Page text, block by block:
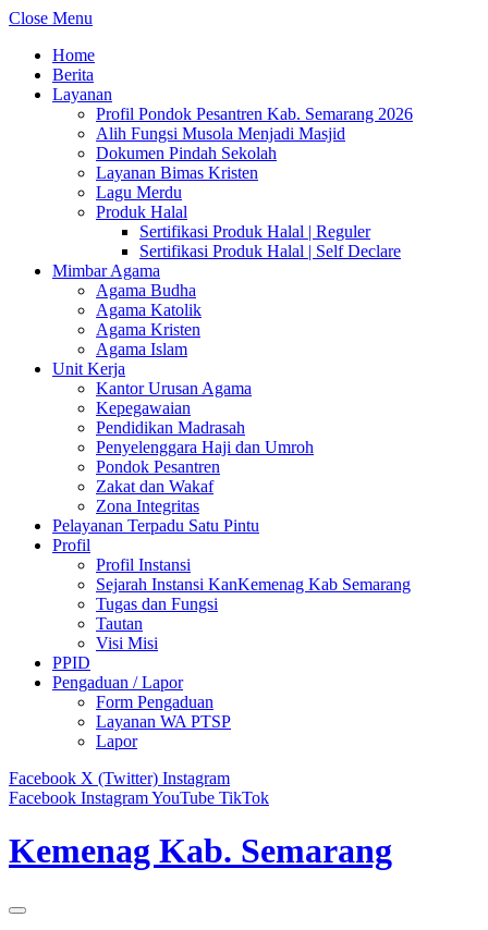
Close Menu
Home
Berita
Layanan
Profil Pondok Pesantren Kab. Semarang 2026
Alih Fungsi Musola Menjadi Masjid
Dokumen Pindah Sekolah
Layanan Bimas Kristen
Lagu Merdu
Produk Halal
Sertifikasi Produk Halal | Reguler
Sertifikasi Produk Halal | Self Declare
Mimbar Agama
Agama Budha
Agama Katolik
Agama Kristen
Agama Islam
Unit Kerja
Kantor Urusan Agama
Kepegawaian
Pendidikan Madrasah
Penyelenggara Haji dan Umroh
Pondok Pesantren
Zakat dan Wakaf
Zona Integritas
Pelayanan Terpadu Satu Pintu
Profil
Profil Instansi
Sejarah Instansi KanKemenag Kab Semarang
Tugas dan Fungsi
Tautan
Visi Misi
PPID
Pengaduan / Lapor
Form Pengaduan
Layanan WA PTSP
Lapor
Facebook X (Twitter) Instagram
Facebook InstagramYouTube TikTok
Kemenag Kab. Semarang